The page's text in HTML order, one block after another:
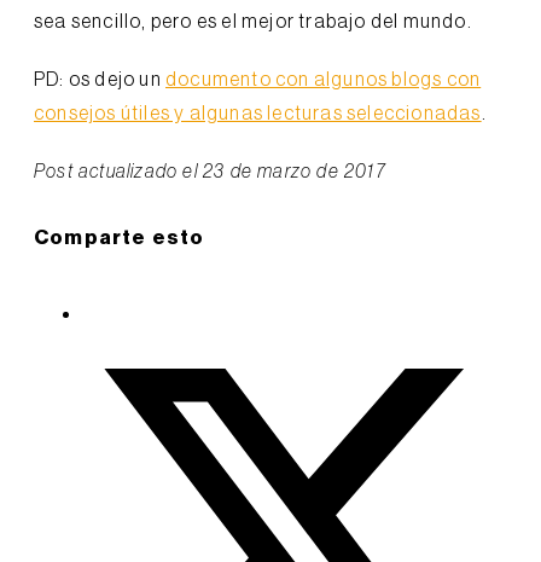
sea sencillo, pero es el mejor trabajo del mundo.
PD: os dejo un documento con algunos blogs con
consejos útiles y algunas lecturas seleccionadas.
Post actualizado el 23 de marzo de 2017
Comparte esto